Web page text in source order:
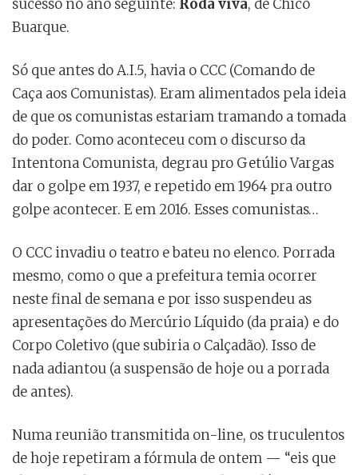
sucesso no ano seguinte: Roda viva, de Chico
Buarque.
Só que antes do A.I.5, havia o CCC (Comando de
Caça aos Comunistas). Eram alimentados pela ideia
de que os comunistas estariam tramando a tomada
do poder. Como aconteceu com o discurso da
Intentona Comunista, degrau pro Getúlio Vargas
dar o golpe em 1937, e repetido em 1964 pra outro
golpe acontecer. E em 2016. Esses comunistas…
O CCC invadiu o teatro e bateu no elenco. Porrada
mesmo, como o que a prefeitura temia ocorrer
neste final de semana e por isso suspendeu as
apresentações do Mercúrio Líquido (da praia) e do
Corpo Coletivo (que subiria o Calçadão). Isso de
nada adiantou (a suspensão de hoje ou a porrada
de antes).
Numa reunião transmitida on-line, os truculentos
de hoje repetiram a fórmula de ontem — “eis que